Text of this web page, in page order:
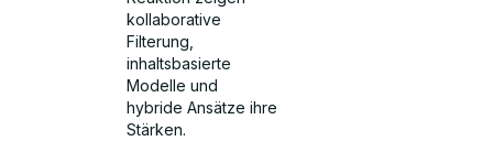
kollaborative
Filterung,
inhaltsbasierte
Modelle und
hybride Ansätze ihre
Stärken.